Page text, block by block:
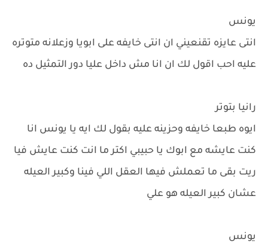
يونس
انتى عايزه تقنعيني ان انتى خايفه على ابويا وزعلانه متوتره
عليه احب اقول لك ان انا مش داخل عليا دور التمثيل ده
رانيا بتوتر
ايوه طبعا خايفه وحزينه عليه بقول لك ايه يا يونس انا
كنت عايشه مع ابوك يا حبيبي اكتر ما انت كنت عايش فيا
ريت بقى ما تعملش فيها العقل اللي فينا وكبير العيله
عشان كبير العيله هو علي
يونس